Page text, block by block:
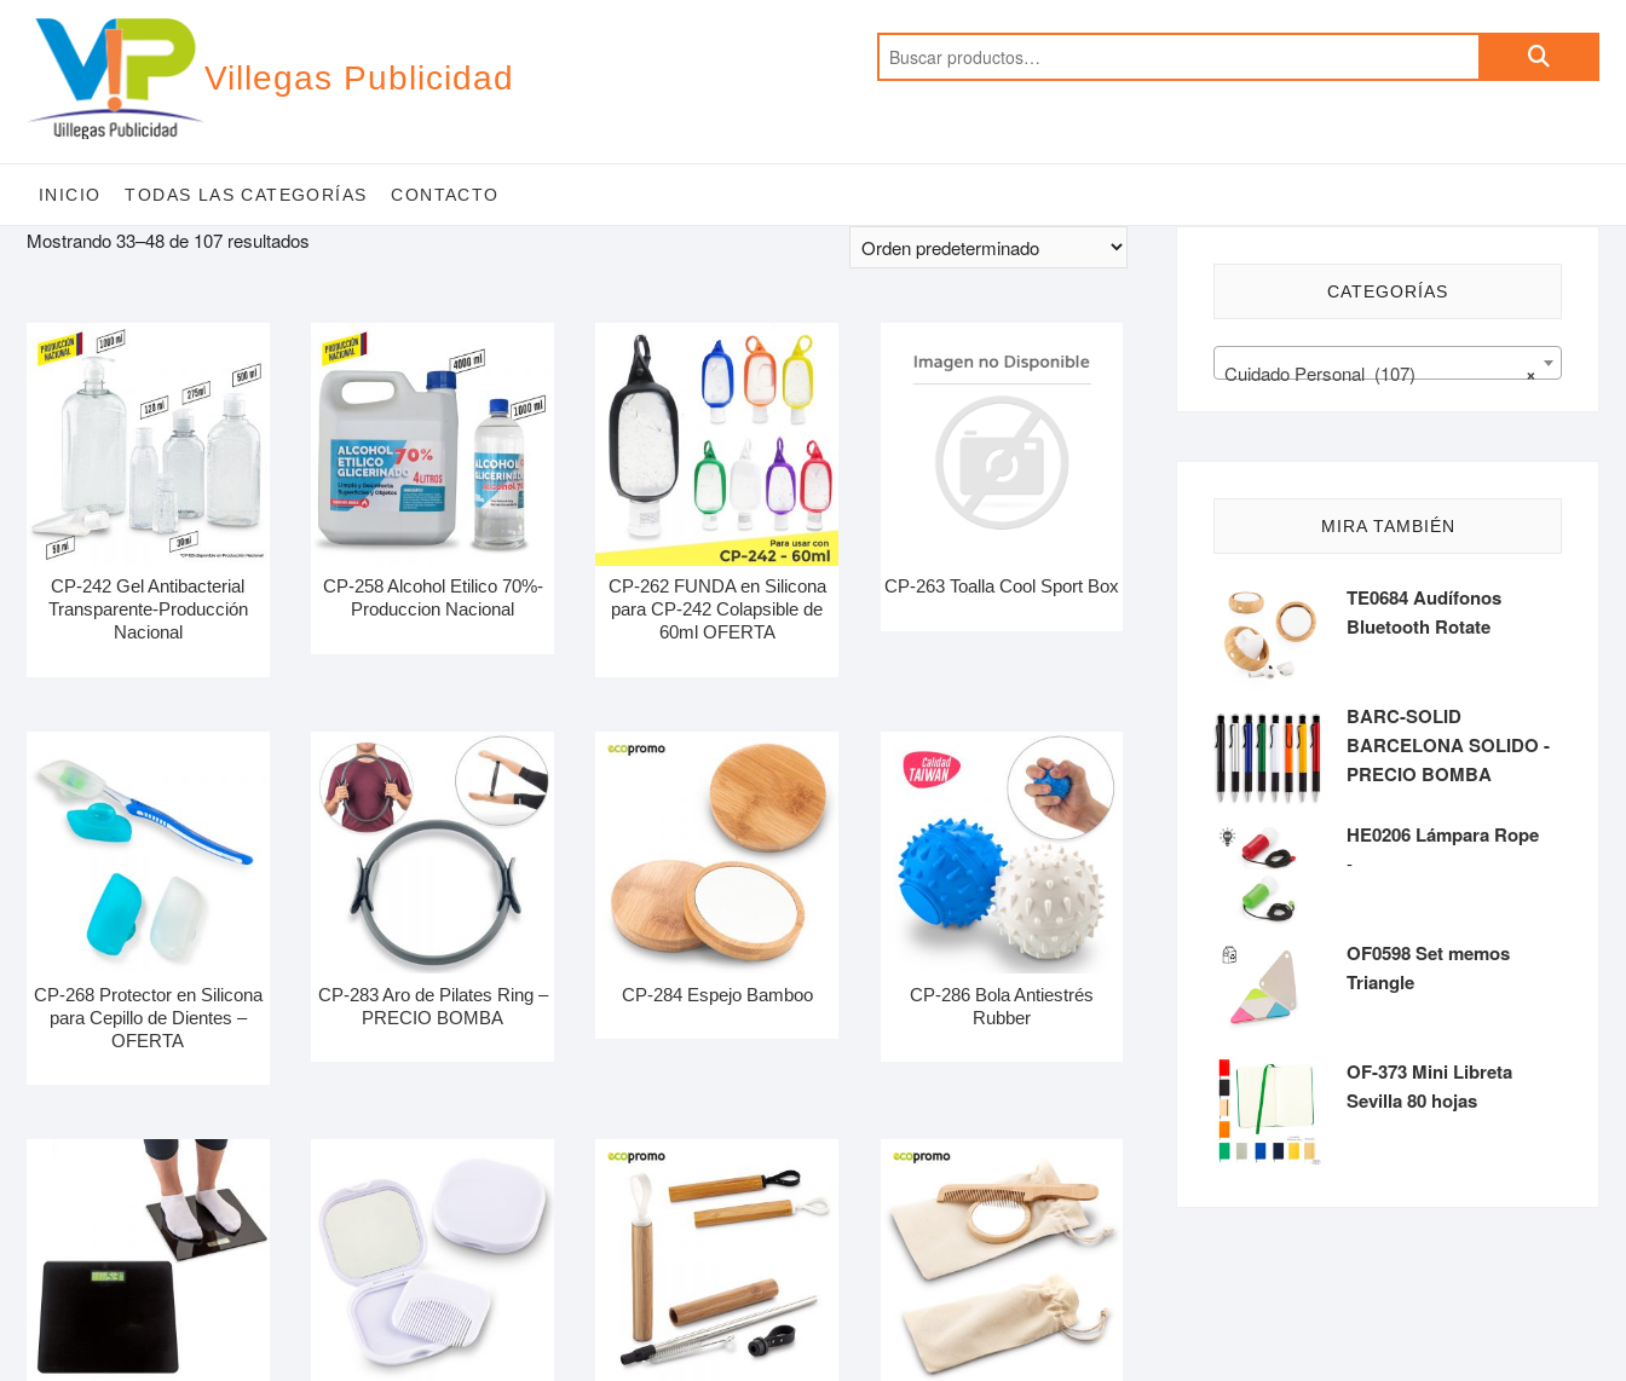
Saltar
contenido
Villegas Publicidad
Buscar
INICIO TODAS LAS CATEGORÍAS CONTACTO
Mostrando 33–48 de 107 resultados
CP-242 Gel Antibacterial
Transparente-Producción
Nacional
CP-258 Alcohol Etilico 70%-
Produccion Nacional
CP-262 FUNDA en Silicona
para CP-242 Colapsible de
60ml OFERTA
CP-263 Toalla Cool Sport Box
CP-268 Protector en Silicona
para Cepillo de Dientes –
OFERTA
CP-283 Aro de Pilates Ring –
PRECIO BOMBA
CP-284 Espejo Bamboo
CP-286 Bola Antiestrés
Rubber
CATEGORÍAS
×
Cuidado Personal (107)
MIRA TAMBIÉN
TE0684 Audífonos
Bluetooth Rotate
BARC-SOLID
BARCELONA SOLIDO -
PRECIO BOMBA
HE0206 Lámpara Rope
-Rango
desde
$299
OF0598 Set memos
Triangle
OF-373 Mini Libreta
Sevilla 80 hojas